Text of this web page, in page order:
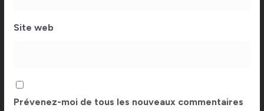
Site web
Prévenez-moi de tous les nouveaux commentaires